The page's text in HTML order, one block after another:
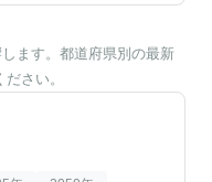
ます。都道府県別の最新
さい。